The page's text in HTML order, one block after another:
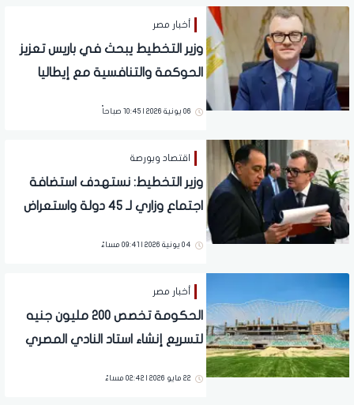
أخبار مصر
وزير التخطيط يبحث في باريس تعزيز
الحوكمة والتنافسية مع إيطاليا
06 يونية 2026 | 10:45 صباحاً
اقتصاد وبورصة
وزير التخطيط: نستهدف استضافة
اجتماع وزاري لـ 45 دولة واستعراض
واللوجستيات لزيادة الاستثمارات
04 يونية 2026 | 09:41 مساءً
أخبار مصر
الحكومة تخصص 200 مليون جنيه
لتسريع إنشاء استاد النادي المصري
22 مايو 2026 | 02:42 مساءً